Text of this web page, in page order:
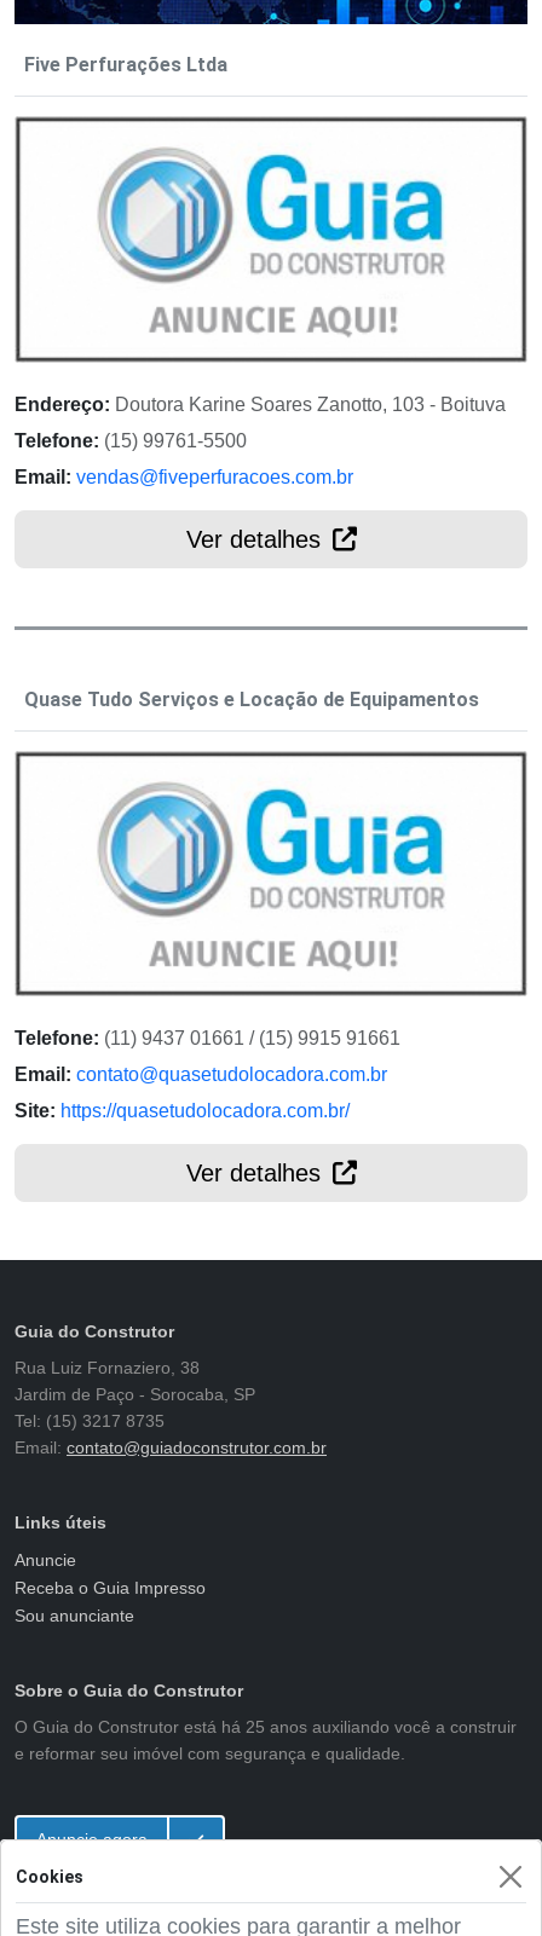
Five Perfurações Ltda
Endereço: Doutora Karine Soares Zanotto, 103 - Boituva
Telefone: (15) 99761-5500
Email: vendas@fiveperfuracoes.com.br
Ver detalhes
Quase Tudo Serviços e Locação de Equipamentos
Telefone: (11) 9437 01661 / (15) 9915 91661
Email: contato@quasetudolocadora.com.br
Site: https://quasetudolocadora.com.br/
Ver detalhes
Guia do Construtor
Rua Luiz Fornaziero, 38
Jardim de Paço - Sorocaba, SP
Tel: (15) 3217 8735
Email: contato@guiadoconstrutor.com.br
Links úteis
Anuncie
Receba o Guia Impresso
Sou anunciante
Sobre o Guia do Construtor
O Guia do Construtor está há 25 anos auxiliando você a construir
e reformar seu imóvel com segurança e qualidade.
Anuncie agora
Cookies
Este site utiliza cookies para garantir a melhor